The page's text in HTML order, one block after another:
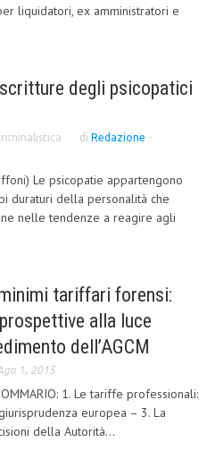
liquidatori, ex amministratori e
degli psicopatici
di Redazione -
Le psicopatie appartengono
duraturi della personalità che
nelle tendenze a reagire agli
tariffari forensi:
alla luce
dell’AGCM
1, 2015
1. Le tariffe professionali:
europea – 3. La
della Autorità...